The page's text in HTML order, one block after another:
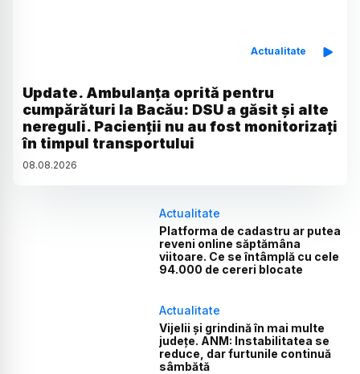
Actualitate
Update. Ambulanța oprită pentru
cumpărături la Bacău: DSU a găsit și alte
nereguli. Pacienții nu au fost monitorizați
în timpul transportului
08.08.2026
Actualitate
Platforma de cadastru ar putea
reveni online săptămâna
viitoare. Ce se întâmplă cu cele
94.000 de cereri blocate
Actualitate
Vijelii și grindină în mai multe
județe. ANM: Instabilitatea se
reduce, dar furtunile continuă
sâmbătă